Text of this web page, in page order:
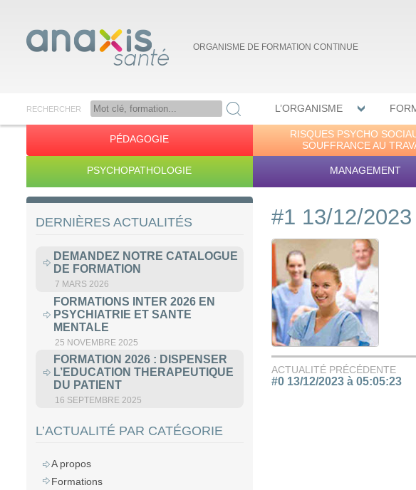
ORGANISME DE FORMATION CONTINUE
RECHERCHER L’ORGANISME
PÉDAGOGIE
RISQUES PSYCHO
SOUFFRANCE AU
PSYCHOPATHOLOGIE MANAGEMENT
#1 13/12/
ACTUALITÉ PRÉCÉDENTE
#0 13/12/2023 à 05:05:23
DERNIÈRES ACTUALITÉS
DEMANDEZ NOTRE CATALOGUE
DE FORMATION
7 MARS 2026
FORMATIONS INTER 2026 EN
PSYCHIATRIE ET SANTE
MENTALE
25 NOVEMBRE 2025
FORMATION 2026 : DISPENSER
L’EDUCATION THERAPEUTIQUE
DU PATIENT
16 SEPTEMBRE 2025
L’ACTUALITÉ PAR CATÉGORIE
A propos
Formations